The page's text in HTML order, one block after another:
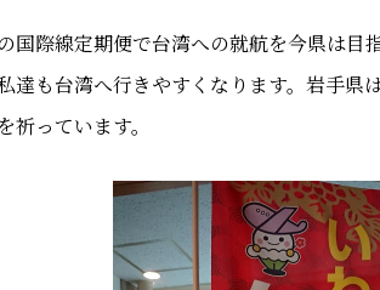
国際線定期便で台湾への就航を今県は目
達も台湾へ行きやすくなります。岩手県
祈っています。